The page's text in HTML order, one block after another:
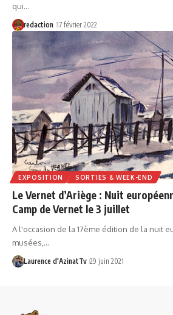
qui…
redaction 17 février 2022
EXPOSITION SORTIES & WEEK-END
Le Vernet d’Ariège : Nuit
Camp de Vernet le 3 juillet
A l'occasion de la 17ème édition de la nuit
musées,…
Laurence d'AzinatTv 29 juin 2021